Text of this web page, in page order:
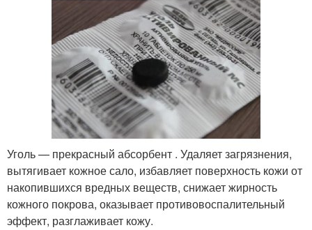
Уголь — прекрасный абсорбент . Удаляет загрязнения,
вытягивает кожное сало, избавляет поверхность кожи от
накопившихся вредных веществ, снижает жирность
кожного покрова, оказывает противовоспалительный
эффект, разглаживает кожу.